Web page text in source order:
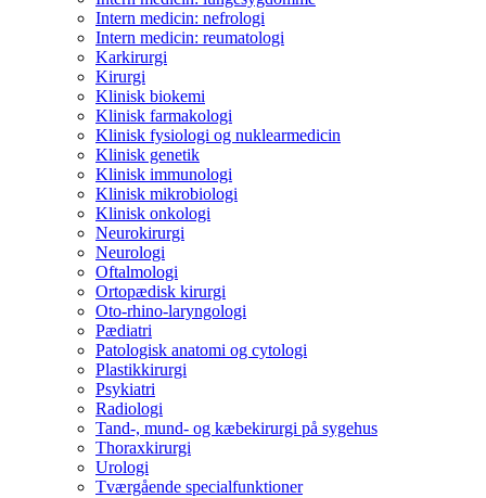
Intern medicin: nefrologi
Intern medicin: reumatologi
Karkirurgi
Kirurgi
Klinisk biokemi
Klinisk farmakologi
Klinisk fysiologi og nuklearmedicin
Klinisk genetik
Klinisk immunologi
Klinisk mikrobiologi
Klinisk onkologi
Neurokirurgi
Neurologi
Oftalmologi
Ortopædisk kirurgi
Oto-rhino-laryngologi
Pædiatri
Patologisk anatomi og cytologi
Plastikkirurgi
Psykiatri
Radiologi
Tand-, mund- og kæbekirurgi på sygehus
Thoraxkirurgi
Urologi
Tværgående specialfunktioner